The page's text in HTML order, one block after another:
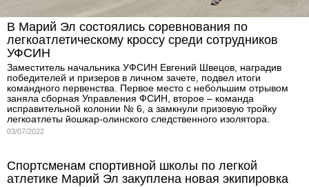
В Марий Эл состоялись соревнования по
легкоатлетическому кроссу среди сотрудников
УФСИН
Заместитель начальника УФСИН Евгений Швецов, наградив
победителей и призеров в личном зачете, подвел итоги
командного первенства. Первое место с небольшим отрывом
заняла сборная Управления ФСИН, второе – команда
исправительной колонии № 6, а замкнули призовую тройку
легкоатлеты йошкар-олинского следственного изолятора.
03/07/2022
Спортсменам спортивной школы по легкой
атлетике Марий Эл закуплена новая экипировка